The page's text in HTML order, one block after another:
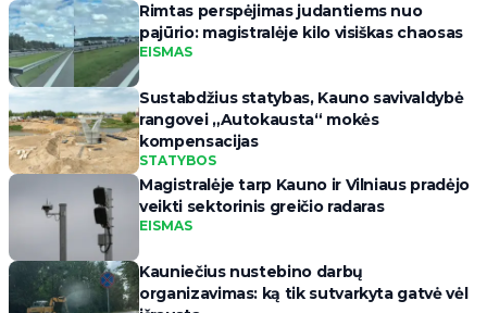
Rimtas perspėjimas judantiems nuo
pajūrio: magistralėje kilo visiškas chaosas
EISMAS
Sustabdžius statybas, Kauno savivaldybė
rangovei „Autokausta“ mokės
kompensacijas
STATYBOS
Magistralėje tarp Kauno ir Vilniaus pradėjo
veikti sektorinis greičio radaras
EISMAS
Kauniečius nustebino darbų
organizavimas: ką tik sutvarkyta gatvė vėl